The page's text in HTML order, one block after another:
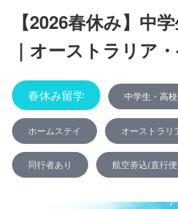
【2026春休み】中
｜オーストラリア
春休み留学 中学生・高
ホームステイ オーストラリ
同行者あり 航空券込(直行